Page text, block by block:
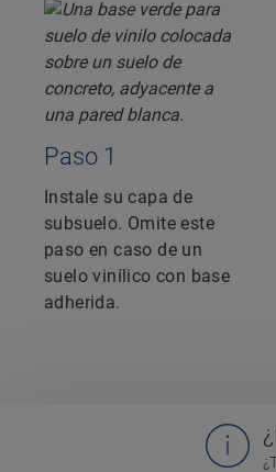
Paso 1
Instale su capa de
subsuelo. Omite este
paso en caso de un
suelo vinílico con base
adherida.